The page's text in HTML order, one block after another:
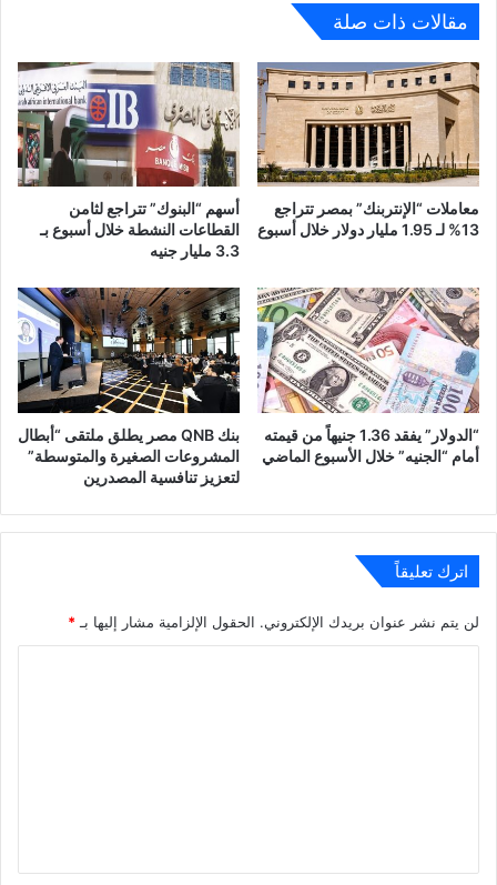
مقالات ذات صلة
معاملات “الإنتربنك” بمصر تتراجع
13% لـ 1.95 مليار دولار خلال أسبوع
أسهم “البنوك” تتراجع لثامن
القطاعات النشطة خلال أسبوع بـ
3.3 مليار جنيه
“الدولار” يفقد 1.36 جنيهاً من قيمته
أمام “الجنيه” خلال الأسبوع الماضي
بنك QNB مصر يطلق ملتقى “أبطال
المشروعات الصغيرة والمتوسطة”
لتعزيز تنافسية المصدرين
اترك تعليقاً
لن يتم نشر عنوان بريدك الإلكتروني. الحقول الإلزامية مشار إليها بـ*